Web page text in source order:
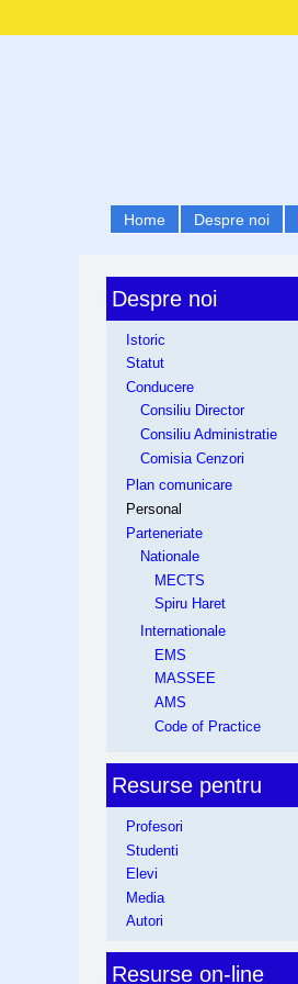
Home Despre noi
Despre noi
Istoric
Statut
Conducere
Consiliu Director
Consiliu Administratie
Comisia Cenzori
Plan comunicare
Personal
Parteneriate
Nationale
MECTS
Spiru Haret
Internationale
EMS
MASSEE
AMS
Code of Practice
Resurse pentru
Profesori
Studenti
Elevi
Media
Autori
Resurse on-line